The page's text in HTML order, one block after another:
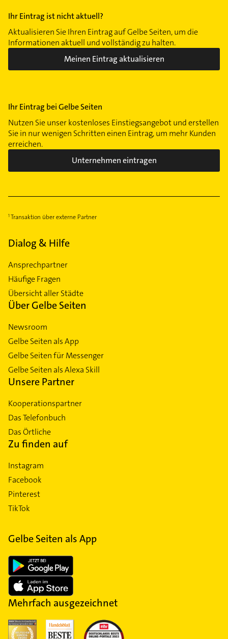
Ihr Eintrag ist nicht aktuell?
Aktualisieren Sie Ihren Eintrag auf Gelbe Seiten, um die
Informationen aktuell und vollständig zu halten.
Meinen Eintrag aktualisieren
Ihr Eintrag bei Gelbe Seiten
Nutzen Sie unser kostenloses Einstiegsangebot und erstellen
Sie in nur wenigen Schritten einen Eintrag, um mehr Kunden
erreichen.
Unternehmen eintragen
Transaktion über externe Partner
Dialog & Hilfe
Ansprechpartner
Häufige Fragen
Übersicht aller Städte
Über Gelbe Seiten
Newsroom
Gelbe Seiten als App
Gelbe Seiten für Messenger
Gelbe Seiten als Alexa Skill
Unsere Partner
Kooperationspartner
Das Telefonbuch
Das Örtliche
Zu finden auf
Instagram
Facebook
Pinterest
TikTok
Gelbe Seiten als App
Mehrfach ausgezeichnet